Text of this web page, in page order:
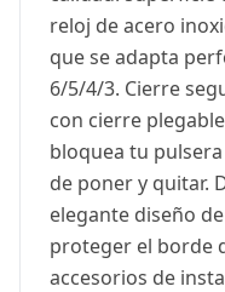
reloj de acero
que se adapta
6/5/4/3. Cierre
con cierre
bloquea tu
de poner y quitar.
elegante diseño
proteger el borde
accesorios de